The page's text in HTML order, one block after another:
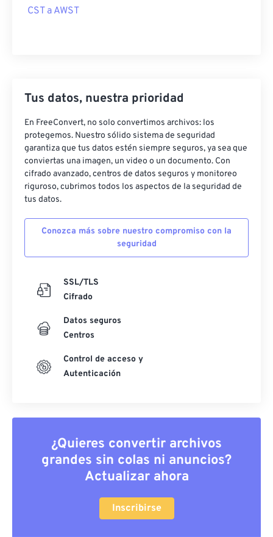
CST a AWST
Tus datos, nuestra prioridad
En FreeConvert, no solo convertimos archivos: los
protegemos. Nuestro sólido sistema de seguridad
garantiza que tus datos estén siempre seguros, ya sea que
conviertas una imagen, un video o un documento. Con
cifrado avanzado, centros de datos seguros y monitoreo
riguroso, cubrimos todos los aspectos de la seguridad de
tus datos.
Conozca más sobre nuestro compromiso con la
seguridad
SSL/TLS
Cifrado
Datos seguros
Centros
Control de acceso y
Autenticación
¿Quieres convertir archivos
grandes sin colas ni anuncios?
Actualizar ahora
Inscribirse